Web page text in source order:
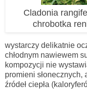
Cladonia
chrobotka
wystarczy delikatnie
chłodnym nawiewem
kompozycji nie
promieni
źródeł ciepła